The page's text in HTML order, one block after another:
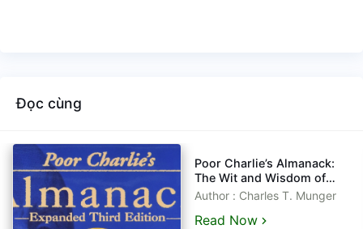
Đọc cùng
Poor Charlie’s Almanack:
The Wit and Wisdom of
Charles T. Munger eBook
tiếng Việt - kèm file gốc
tiếng Anh - epub, azw3,
Author : Charles T. Munger
Read Now